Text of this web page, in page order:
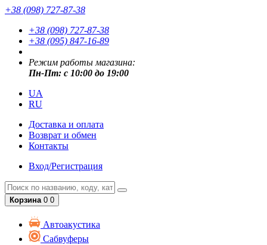
+38 (098) 727-87-38
+38 (098) 727-87-38
+38 (095) 847-16-89
Режим работы магазина:
Пн-Пт: с 10:00 до 19:00
UA
RU
Доставка и оплата
Возврат и обмен
Контакты
Вход/Регистрация
Корзина 0 0
Автоакустика
Сабвуферы